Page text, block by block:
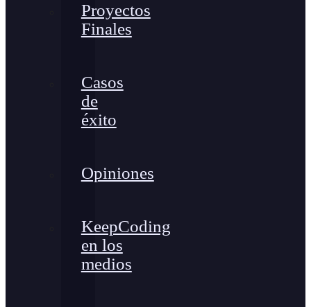
Proyectos
Finales
Casos
de
éxito
Opiniones
KeepCoding
en los
medios